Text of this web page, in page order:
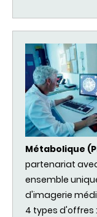
Métabolique
partenariat
ensemble
d'imagerie
4 types d'offres :